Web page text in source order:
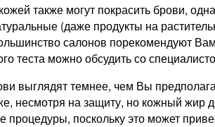
также могут покрасить брови,
(даже продукты на
салонов порекомендуют
теста можно обсудить со
выглядят темнее, чем Вы
несмотря на защиту, но кожный жир
процедуры, поскольку это может